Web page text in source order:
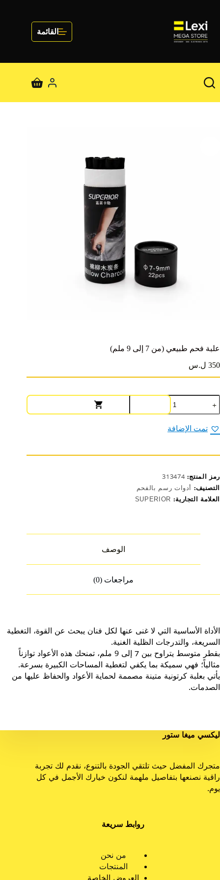
المحتوى
القائمة
عربة
علبة فحم طبيعي (من 7 إلى 9 ملم)
350 ل.س
كمية
علبة
فحم
طبيعي
(من
تمت الإضافة
رمز المنتج:313474
التصنيف: أدوات رسم بالفحم
العلامة التجارية: SUPERIOR
الوصف
مراجعات (0)
الأداة الأساسية التي لا غنى عنها لكل فنان يبحث عن القوة، التغطية
السريعة، والتدرجات الظلية الغنية.
بقطر متوسط يتراوح بين 7 إلى 9 ملم، تمنحك هذه الأعواد توازناً
مثالياً؛ فهي سميكة بما يكفي لتغطية المساحات الكبيرة بسرعة.
يأتي بعلبة كرتونية متينة مصممة لحماية الأعواد والحفاظ عليها من
الصدمات.
ليكسي ميغا ستور
متجرك المفضل حيث تلتقي الجودة بالتنوع، نقدم لك تجربة
راقية نصنعها بتفاصيل ملهمة لنكون خيارك الأجمل في كل
يوم.
روابط سريعة
من نحن
المنتجات